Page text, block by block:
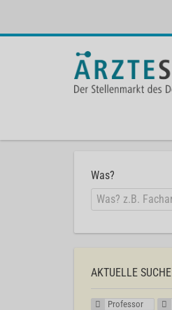
Was?
AKTUELLE SUCHE
Professor